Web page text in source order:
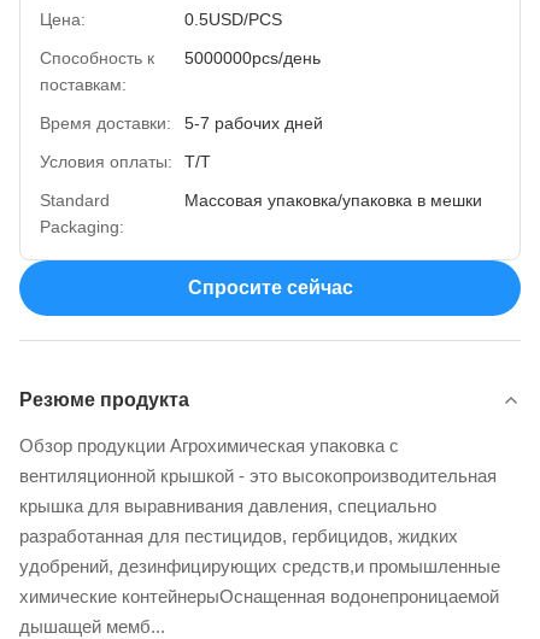
Цена:
0.5USD/PCS
Способность к
поставкам:
5000000pcs/день
Время доставки:
5-7 рабочих дней
Условия оплаты:
Т/Т
Standard
Packaging:
Массовая упаковка/упаковка в мешки
Спросите сейчас
Резюме продукта
Обзор продукции Агрохимическая упаковка с
вентиляционной крышкой - это высокопроизводительная
крышка для выравнивания давления, специально
разработанная для пестицидов, гербицидов, жидких
удобрений, дезинфицирующих средств,и промышленные
химические контейнерыОснащенная водонепроницаемой
дышащей мемб...